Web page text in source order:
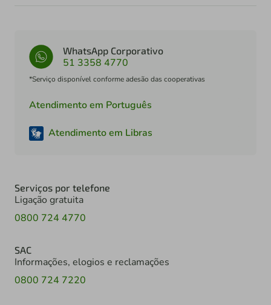
WhatsApp Corporativo
51 3358 4770
*Serviço disponível conforme adesão das cooperativas
Atendimento em Português
Atendimento em Libras
Serviços por telefone
Ligação gratuita
0800 724 4770
SAC
Informações, elogios e reclamações
0800 724 7220